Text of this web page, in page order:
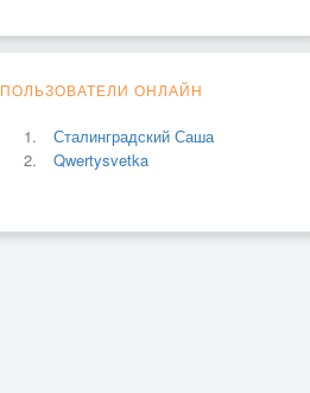
ПОЛЬЗОВАТЕЛИ ОНЛАЙН
Сталинградский Саша
Qwertysvetka